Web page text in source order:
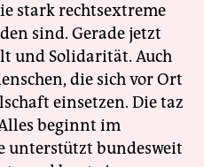
stark rechtsextreme
sind. Gerade jetzt
und Solidarität. Auch
die sich vor Ort
einsetzen. Die taz
beginnt im
unterstützt bundesweit